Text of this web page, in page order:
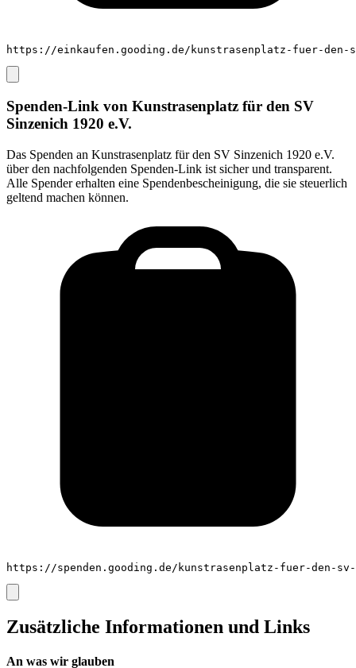
https://einkaufen.gooding.de/kunstrasenplatz-fuer-den-
Spenden-Link von Kunstrasenplatz für den SV
Sinzenich 1920 e.V.
Das Spenden an Kunstrasenplatz für den SV Sinzenich 1920 e.V.
über den nachfolgenden Spenden-Link ist sicher und transparent.
Alle Spender erhalten eine Spendenbescheinigung, die sie steuerlich
geltend machen können.
https://spenden.gooding.de/kunstrasenplatz-fuer-den-
Zusätzliche Informationen und Links
An was wir glauben